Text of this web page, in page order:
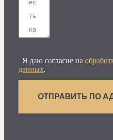
Я даю согласие на
данных.
ОТПРАВИТЬ ПО